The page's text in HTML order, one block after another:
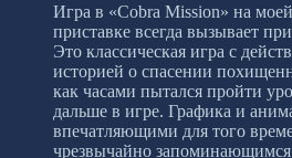
Игра в «Cobra Mission» на
приставке всегда вызывает
Это классическая игра с
историей о спасении
как часами пытался пройти
дальше в игре. Графика и
впечатляющими для того
чрезвычайно